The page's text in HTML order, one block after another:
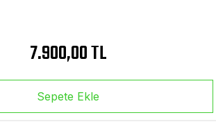
7.900,00 TL
Sepete Ekle